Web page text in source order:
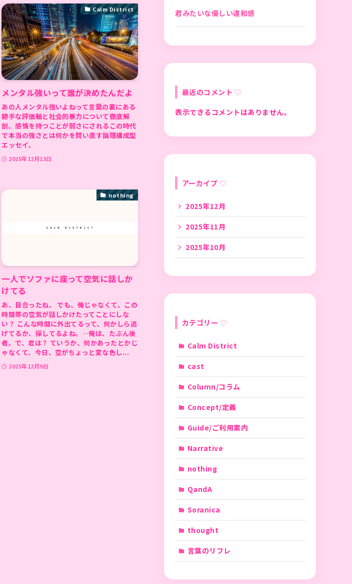
Calm District
メンタル強いって誰が決めたんだよ
あの人メンタル強いよねって言葉の裏にある
勝手な評価軸と社会的暴力について徹底解
剖。感情を持つことが弱さにされるこの時代
で本当の強さとは何かを問い直す論理構成型
エッセイ。
2025年12月13日
nothing
一人でソファに座って空気に話しか
けてる
あ、目合ったね。 でも、俺じゃなくて、この
時間帯の空気が話しかけたってことにしな
い？ こんな時間に外出てるって、何かしら逃
げてるか、探してるよね。…俺は、たぶん後
者。で、君は？ ていうか、何かあったとかじ
ゃなくて、今日、空がちょっと変な色し...
2025年12月9日
君みたいな優しい違和感
最近のコメント
表示できるコメントはありません。
アーカイブ
2025年12月
2025年11月
2025年10月
カテゴリー
Calm District
cast
Column/コラム
Concept/定義
Guide/ご利用案内
Narrative
nothing
QandA
Soranica
thought
言葉のリフレ